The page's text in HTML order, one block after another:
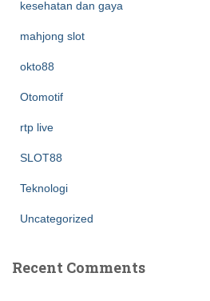
kesehatan dan gaya
mahjong slot
okto88
Otomotif
rtp live
SLOT88
Teknologi
Uncategorized
Recent Comments